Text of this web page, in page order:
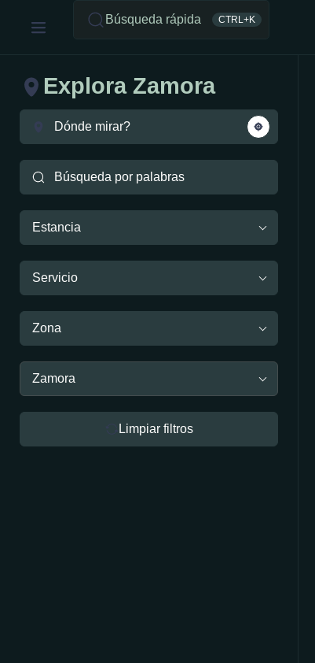
Búsqueda rápida CTRL+K
Explora Zamora
Estancia
Servicio
Zona
Zamora
Limpiar filtros